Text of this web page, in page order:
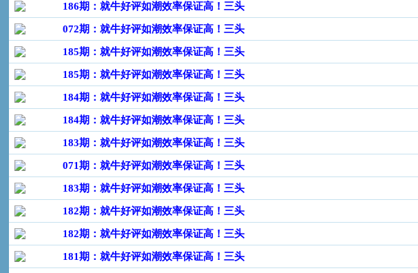
186期：就牛好评如潮效率保证高！三头
072期：就牛好评如潮效率保证高！三头
185期：就牛好评如潮效率保证高！三头
185期：就牛好评如潮效率保证高！三头
184期：就牛好评如潮效率保证高！三头
184期：就牛好评如潮效率保证高！三头
183期：就牛好评如潮效率保证高！三头
071期：就牛好评如潮效率保证高！三头
183期：就牛好评如潮效率保证高！三头
182期：就牛好评如潮效率保证高！三头
182期：就牛好评如潮效率保证高！三头
181期：就牛好评如潮效率保证高！三头